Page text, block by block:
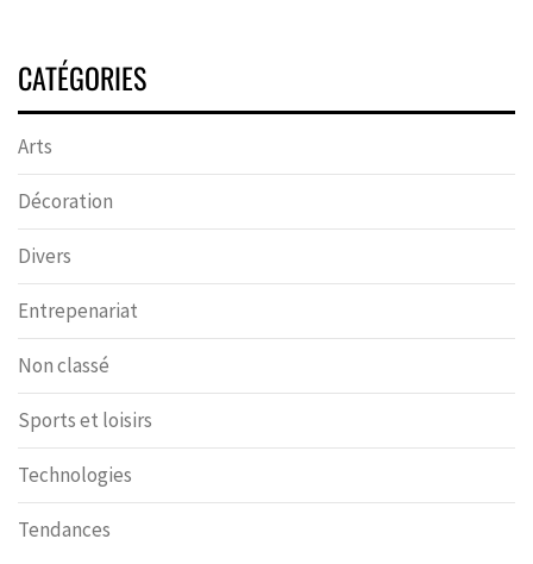
CATÉGORIES
Arts
Décoration
Divers
Entrepenariat
Non classé
Sports et loisirs
Technologies
Tendances